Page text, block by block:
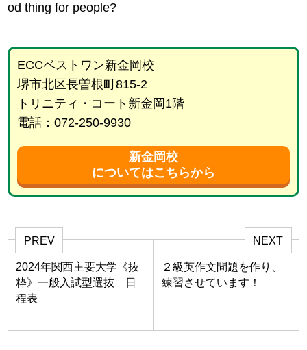
od thing for people?
ECCベストワン新金岡校
堺市北区長曽根町815-2
トリニティ・コート新金岡1階
電話：072-250-9930
新金岡校
についてはこちらから
PREV
2024年関西主要大学《抜
粋》一般入試型選抜 日
程表
NEXT
２級英作文問題を作り、
練習させています！